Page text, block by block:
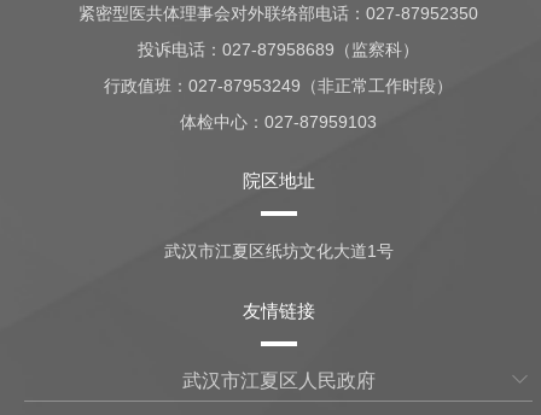
紧密型医共体理事会对外联络部电话：027-87952350
投诉电话：027-87958689（监察科）
行政值班：027-87953249（非正常工作时段）
体检中心：027-87959103
院区地址
武汉市江夏区纸坊文化大道1号
友情链接
武汉市江夏区人民政府